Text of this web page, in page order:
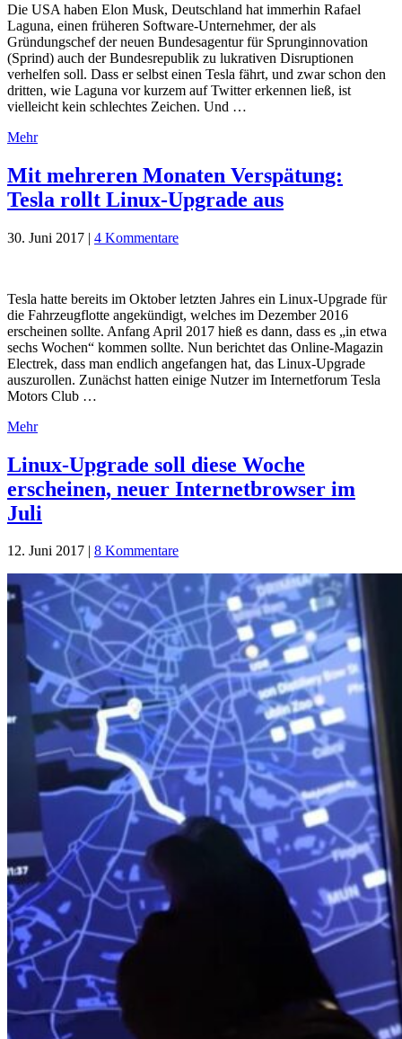
Die USA haben Elon Musk, Deutschland hat immerhin Rafael
Laguna, einen früheren Software-Unternehmer, der als
Gründungschef der neuen Bundesagentur für Sprunginnovation
(Sprind) auch der Bundesrepublik zu lukrativen Disruptionen
verhelfen soll. Dass er selbst einen Tesla fährt, und zwar schon den
dritten, wie Laguna vor kurzem auf Twitter erkennen ließ, ist
vielleicht kein schlechtes Zeichen. Und …
Mehr
Mit mehreren Monaten Verspätung:
Tesla rollt Linux-Upgrade aus
30. Juni 2017 | 4 Kommentare
Tesla hatte bereits im Oktober letzten Jahres ein Linux-Upgrade für
die Fahrzeugflotte angekündigt, welches im Dezember 2016
erscheinen sollte. Anfang April 2017 hieß es dann, dass es „in etwa
sechs Wochen“ kommen sollte. Nun berichtet das Online-Magazin
Electrek, dass man endlich angefangen hat, das Linux-Upgrade
auszurollen. Zunächst hatten einige Nutzer im Internetforum Tesla
Motors Club …
Mehr
Linux-Upgrade soll diese Woche
erscheinen, neuer Internetbrowser im
Juli
12. Juni 2017 | 8 Kommentare